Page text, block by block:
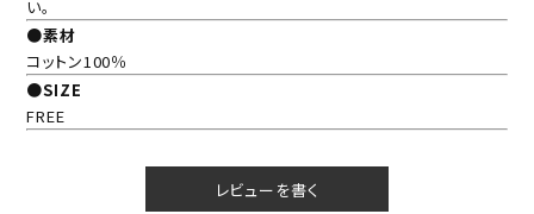
い。
●素材
コットン100％
●SIZE
FREE
レビューを書く